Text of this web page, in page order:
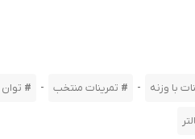
با وزنه - تمرینات منتخب -